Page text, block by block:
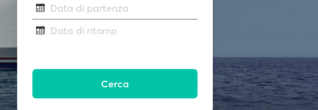
Data di partenza
Data di ritorno
Cerca